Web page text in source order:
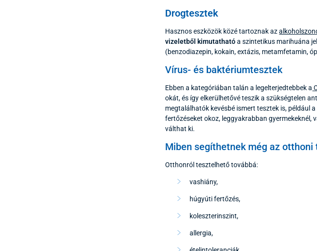
Drogtesztek
Hasznos eszközök közé tartoznak az
vizeletből kimutathatóa szintetikus marihuána
(benzodiazepin, kokain, extázis, metamfetamin,
Vírus- és baktériumtesztek
Ebben a kategóriában talán a legelterjedtebbek a
okát, és így elkerülhetővé teszik a szükségtelen
megtalálhatók kevésbé ismert tesztek is, például a
fertőzéseket okoz, leggyakrabban gyermekeknél,
válthat ki.
Miben segíthetnek még az otthoni
Otthonról tesztelhető továbbá:
vashiány,
húgyúti fertőzés,
koleszterinszint,
allergia,